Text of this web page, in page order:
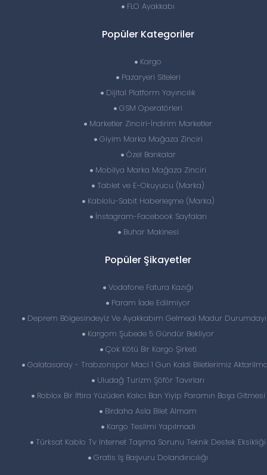
FLO Ayakkabı
Popüler Kategoriler
Kargo
Pazaryeri Siteleri
Dijital Platform Yayıncılık
GSM Operatörleri
Marketler Zinciri-İndirim Marketler
Giyim Marka Mağaza Zinciri
Özel Bankalar
Mobilya Marka Mağaza Zinciri
Tablet ve E-Okuyucu (Marka)
Kablolu-Sabit Haberleşme (Marka)
İnstagram-Facebook Sayfaları
Buhar Makinesi
Popüler Şikayetler
Vodafone Fatura Kazığı
Param İade Edilmiyor
Deprem Bölgesindeyiz Ve Ayakkabım Gelmedi Madur
Kargom Şubede 5 Gündür Bekliyor
Çok Kötü Bir Kargo Şirketi
Galatasaray - Trabzonspor Maci 1 Gun Kaldi Biletlerimiz
Uludağ Turizm Şöför Tavırları
Roblox Bir İftira Yüzüden Kalıcı Ban Yiyip Paramın Boşa Gitmesi
Birdaha Asla Bilet Almam
Kargo Teslimi Yapılmadı
Türksat Kablo Tv Internet Taşıma Sorunu Teknik Destek Eksikliği
Gratis Iş Başvuru Dolandırıcılığı